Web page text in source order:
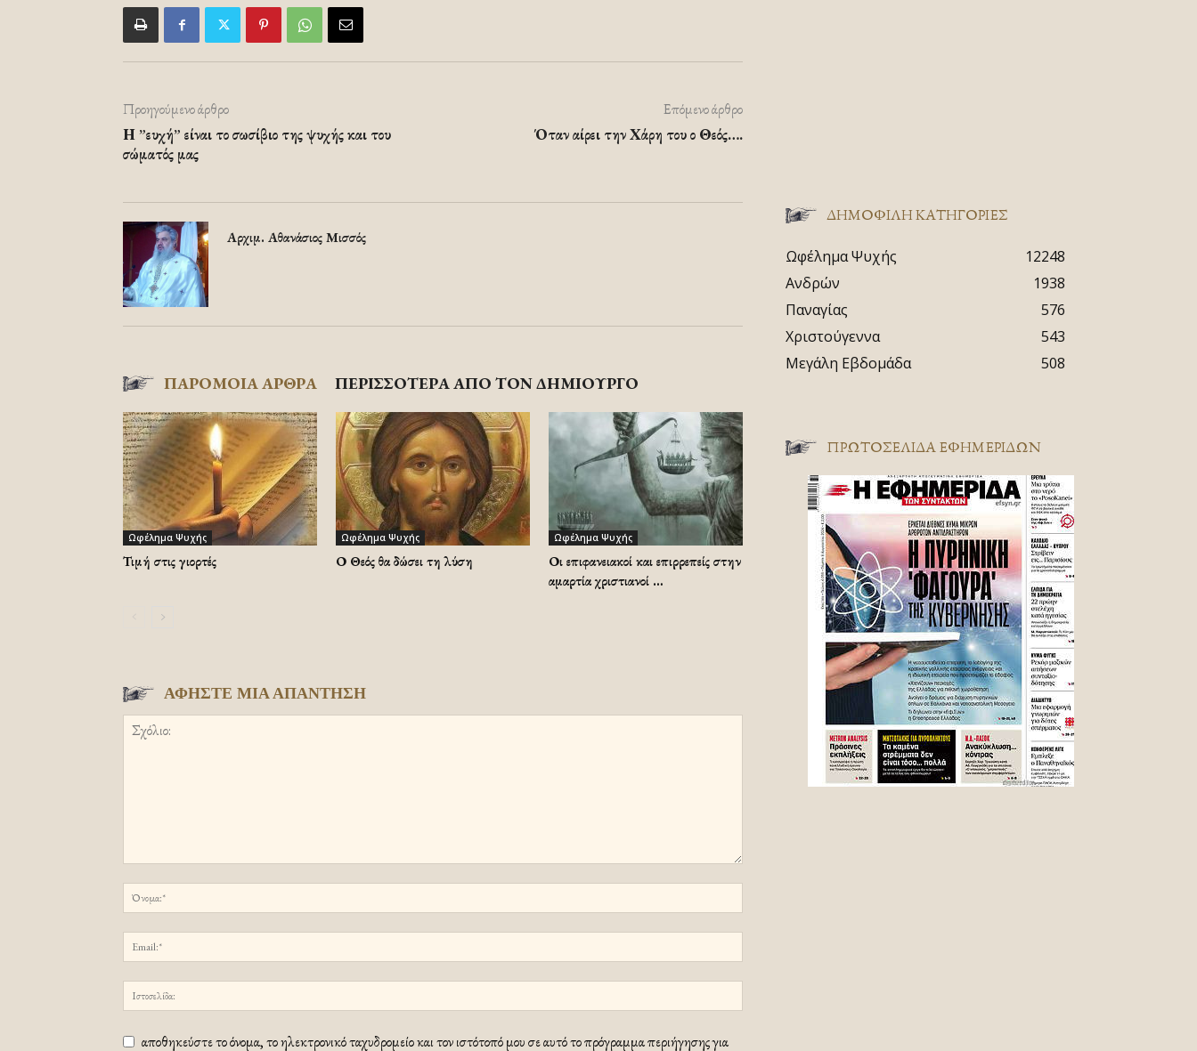
Προηγούμενο άρθρο
Η ”ευχή” είναι το σωσίβιο της ψυχής και του
σώματός μας
Επόμενο άρθρο
Όταν αίρει την Χάρη του ο Θεός….
Αρχιμ. Αθανάσιος Μισσός
ΠΑΡΟΜΟΙΑ ΑΡΘΡΑ ΠΕΡΙΣΣΟΤΕΡΑ ΑΠΟ ΤΟΝ ΔΗΜΙΟΥΡΓΟ
Ωφέλημα Ψυχής
Τιμή στις γιορτές
Ωφέλημα Ψυχής
Ο Θεός θα δώσει τη λύση
Ωφέλημα Ψυχής
Οι επιφανειακοί και επιρρεπείς στην
αμαρτία χριστιανοί …
ΑΦΗΣΤΕ ΜΙΑ ΑΠΑΝΤΗΣΗ
αποθηκεύστε το όνομα, το ηλεκτρονικό ταχυδρομείο και τον ιστότοπό μου σε αυτό το πρόγραμμα περιήγησης για
ΔΗΜΟΦΙΛΗ ΚΑΤΗΓΟΡΙΕΣ
Ωφέλημα Ψυχής
12248
Ανδρών
1938
Παναγίας
576
Χριστούγεννα
543
Μεγάλη Εβδομάδα
508
ΠΡΩΤΟΣΈΛΙΔΑ ΕΦΗΜΕΡΊΔΩΝ